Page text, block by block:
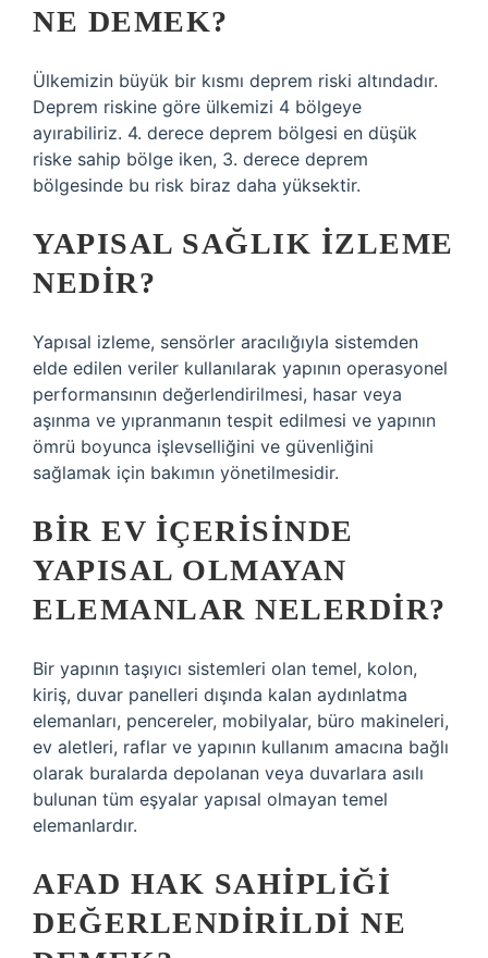
NE DEMEK?
Ülkemizin büyük bir kısmı deprem riski altındadır.
Deprem riskine göre ülkemizi 4 bölgeye
ayırabiliriz. 4. derece deprem bölgesi en düşük
riske sahip bölge iken, 3. derece deprem
bölgesinde bu risk biraz daha yüksektir.
YAPISAL SAĞLIK IZLEME
NEDIR?
Yapısal izleme, sensörler aracılığıyla sistemden
elde edilen veriler kullanılarak yapının operasyonel
performansının değerlendirilmesi, hasar veya
aşınma ve yıpranmanın tespit edilmesi ve yapının
ömrü boyunca işlevselliğini ve güvenliğini
sağlamak için bakımın yönetilmesidir.
BIR EV IÇERISINDE
YAPISAL OLMAYAN
ELEMANLAR NELERDIR?
Bir yapının taşıyıcı sistemleri olan temel, kolon,
kiriş, duvar panelleri dışında kalan aydınlatma
elemanları, pencereler, mobilyalar, büro makineleri,
ev aletleri, raflar ve yapının kullanım amacına bağlı
olarak buralarda depolanan veya duvarlara asılı
bulunan tüm eşyalar yapısal olmayan temel
elemanlardır.
AFAD HAK SAHIPLIĞI
DEĞERLENDIRILDI NE